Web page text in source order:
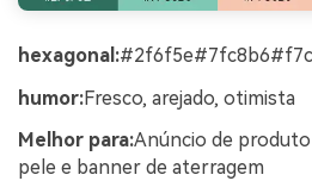
hexagonal:
humor:Fresco, arejado, otimista
Melhor para:Anúncio de
pele e banner de aterragem